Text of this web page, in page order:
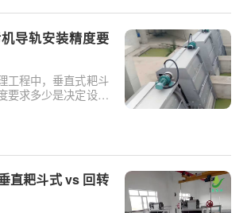
导轨安装精度要
工程中，垂直式耙斗
要求多少是决定设备
导轨作为耙斗上下
直耙斗式 vs 回转